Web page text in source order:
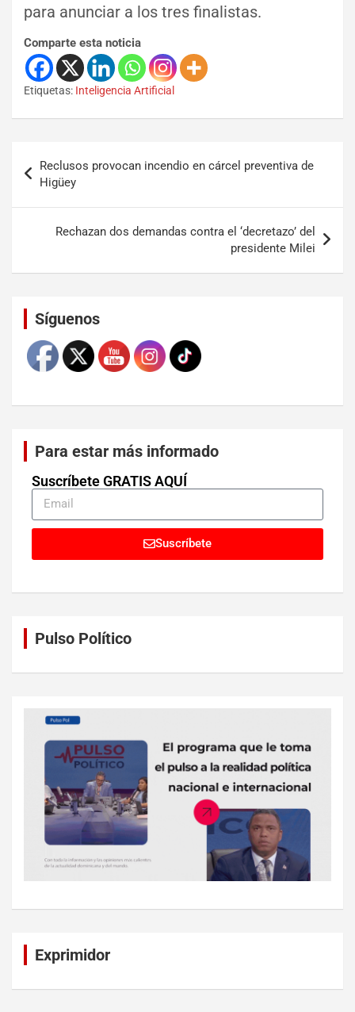
para anunciar a los tres finalistas.
Comparte esta noticia
Etiquetas: Inteligencia Artificial
Reclusos provocan incendio en cárcel preventiva de
Higüey
Rechazan dos demandas contra el ‘decretazo’ del
presidente Milei
Síguenos
Para estar más informado
Suscríbete GRATIS AQUÍ
Suscríbete
Pulso Político
Exprimidor